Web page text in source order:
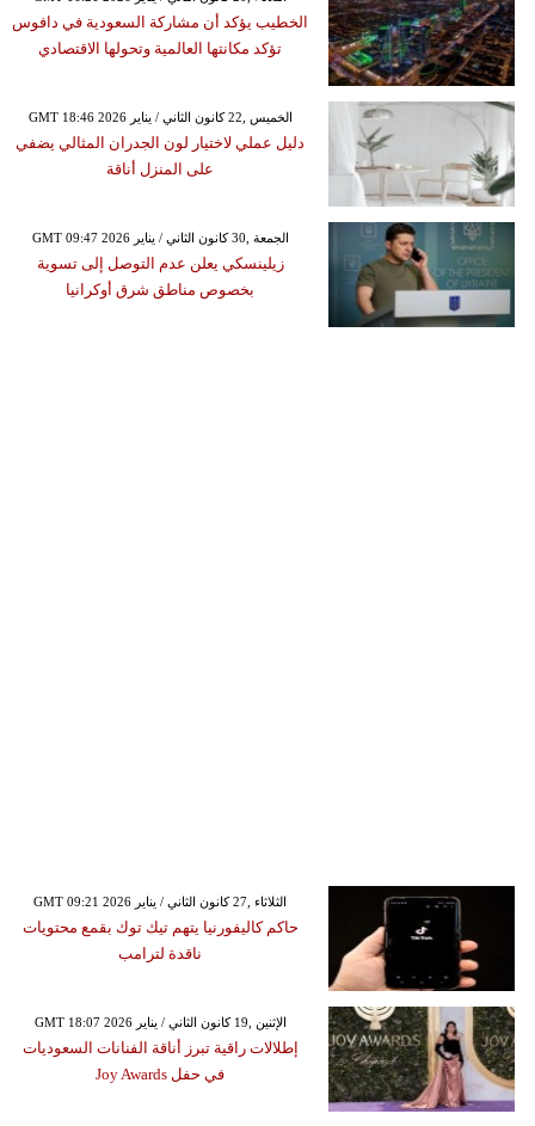
الخطيب يؤكد أن مشاركة السعودية في دافوس
تؤكد مكانتها العالمية وتحولها الاقتصادي
GMT 18:46 2026 الخميس ,22 كانون الثاني / يناير
دليل عملي لاختيار لون الجدران المثالي يضفي
على المنزل أناقة
GMT 09:47 2026 الجمعة ,30 كانون الثاني / يناير
زيلينسكي يعلن عدم التوصل إلى تسوية
بخصوص مناطق شرق أوكرانيا
GMT 09:21 2026 الثلاثاء ,27 كانون الثاني / يناير
حاكم كاليفورنيا يتهم تيك توك بقمع محتويات
ناقدة لترامب
GMT 18:07 2026 الإثنين ,19 كانون الثاني / يناير
إطلالات راقية تبرز أناقة الفنانات السعوديات
في حفل Joy Awards